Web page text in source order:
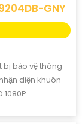
GNY
bị bảo vệ thông
diện khuôn
1080P